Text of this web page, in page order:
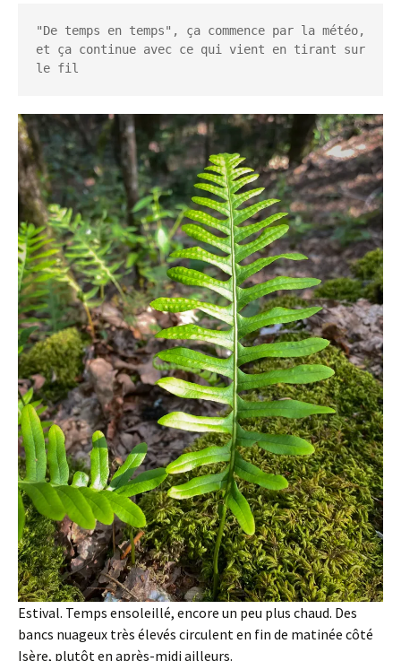
"De temps en temps", ça commence par la météo,
et ça continue avec ce qui vient en tirant sur
le fil
Estival. Temps ensoleillé, encore un peu plus chaud. Des
bancs nuageux très élevés circulent en fin de matinée côté
Isère, plutôt en après-midi ailleurs.